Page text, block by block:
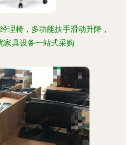
理椅，多功能扶手滑动升降，
家具设备一站式采购